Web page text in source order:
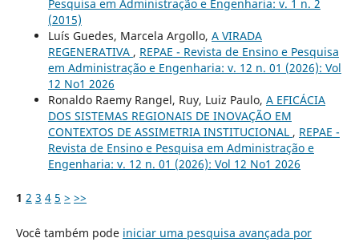
Pesquisa em Administração e Engenharia: v. 1 n. 2
(2015)
Luís Guedes, Marcela Argollo, A VIRADA
REGENERATIVA , REPAE - Revista de Ensino e Pesquisa
em Administração e Engenharia: v. 12 n. 01 (2026): Vol
12 No1 2026
Ronaldo Raemy Rangel, Ruy, Luiz Paulo, A EFICÁCIA
DOS SISTEMAS REGIONAIS DE INOVAÇÃO EM
CONTEXTOS DE ASSIMETRIA INSTITUCIONAL , REPAE -
Revista de Ensino e Pesquisa em Administração e
Engenharia: v. 12 n. 01 (2026): Vol 12 No1 2026
1 2 3 4 5 > >>
Você também pode iniciar uma pesquisa avançada por